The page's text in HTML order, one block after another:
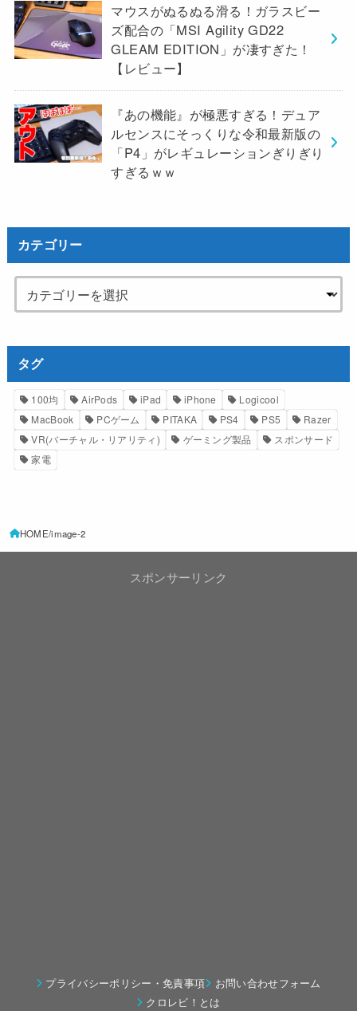
マウスがぬるぬる滑る！ガラスビー
ズ配合の「MSI Agility GD22
GLEAM EDITION」が凄すぎた！
【レビュー】
『あの機能』が極悪すぎる！デュア
ルセンスにそっくりな令和最新版の
「P4」がレギュレーションぎりぎり
すぎるｗｗ
カテゴリー
タグ
100均 AirPods iPad iPhone
Logicool
MacBook
PCゲーム PITAKA PS4 PS5
Razer
VR(バーチャル・リアリティ)
ゲーミング製品
スポンサード
家電
HOME image-2
スポンサーリンク
プライバシーポリシー・免責事項
お問い合わせフォーム
クロレビ！とは